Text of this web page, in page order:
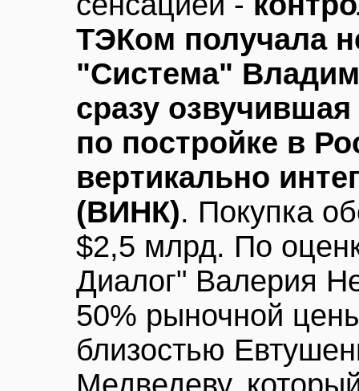
ТЭКом получала
"Система"
сразу
по постройке в
вертикально
(ВИНК). Покупка
$2,5 млрд. По
Диалог" Валерия
50% рыночной
близостью